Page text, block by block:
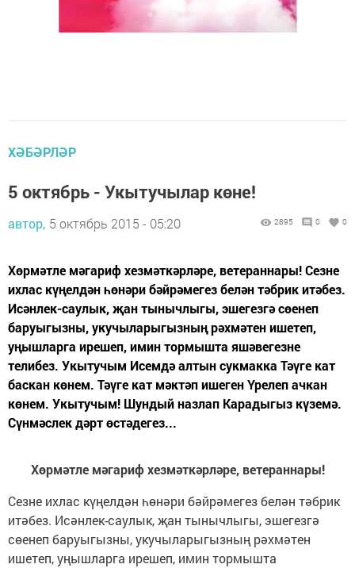
ХӘБӘРЛӘР
5 октябрь - Укытучылар көне!
автор, 5 октябрь 2015 - 05:20 2895 0 0
Хөрмәтле мәгариф хезмәткәрләре, ветераннары! Сезне
ихлас күңелдән һөнәри бәйрәмегез белән тәбрик итәбез.
Исәнлек-саулык, җан тынычлыгы, эшегезгә сөенеп
баруыгызны, укучыларыгызның рәхмәтен ишетеп,
уңышларга ирешеп, имин тормышта яшәвегезне
телибез. Укытучым Исемдә алтын сукмакка Тәүге кат
баскан көнем. Тәүге кат мәктәп ишеген Үрелеп ачкан
көнем. Укытучым! Шундый назлап Карадыгыз күземә.
Сүнмәслек дәрт өстәдегез...
Хөрмәтле мәгариф хезмәткәрләре, ветераннары!
Сезне ихлас күңелдән һөнәри бәйрәмегез белән тәбрик
итәбез. Исәнлек-саулык, җан тынычлыгы, эшегезгә
сөенеп баруыгызны, укучыларыгызның рәхмәтен
ишетеп, уңышларга ирешеп, имин тормышта